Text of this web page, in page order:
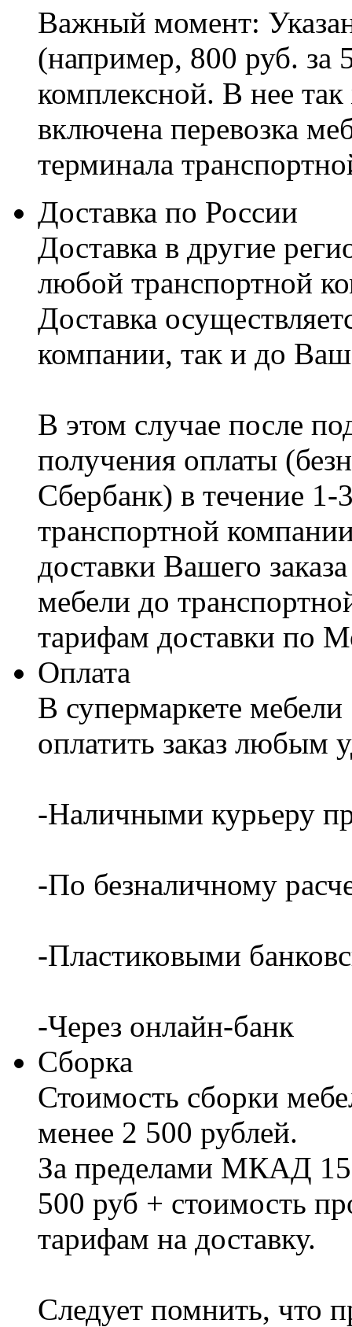
Важный момент:
(например, 800 руб. за
комплексной. В нее
включена перевозка
терминала
Доставка по России
Доставка в другие
любой транспортной
Доставка
компании, так и до
В этом случае после
получения оплаты
Сбербанк) в течение
транспортной
доставки Вашего
мебели до
тарифам доставки по
Оплата
В супермаркете
оплатить заказ любым
-Наличными курьеру
-По безналичному
-Пластиковыми
-Через онлайн-банк
Сборка
Стоимость сборки
менее 2 500 рублей.
За пределами МКАД
500 руб + стоимость
тарифам на доставку.
Следует помнить, что